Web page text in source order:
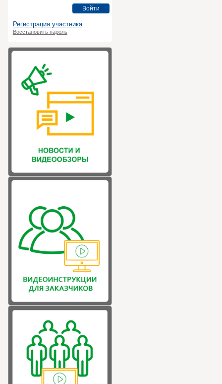
Войти
Регистрация участника
Восстановить пароль